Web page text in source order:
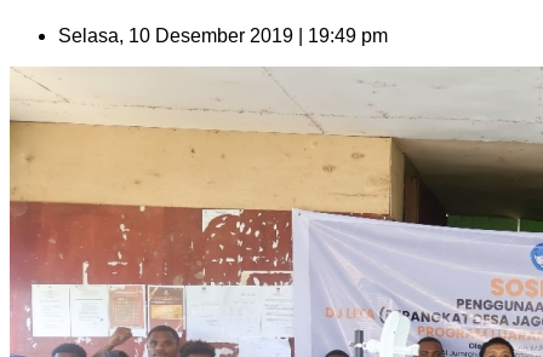
Selasa, 10 Desember 2019 | 19:49 pm